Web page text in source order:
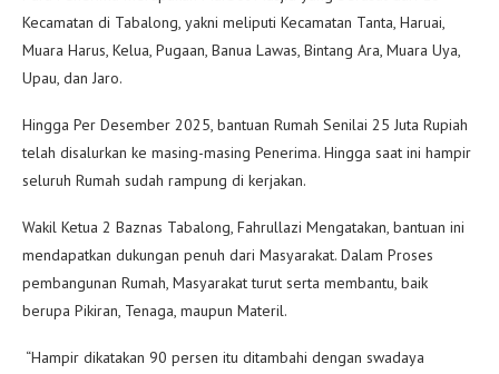
Kecamatan di Tabalong, yakni meliputi Kecamatan Tanta, Haruai,
Muara Harus, Kelua, Pugaan, Banua Lawas, Bintang Ara, Muara Uya,
Upau, dan Jaro.
Hingga Per Desember 2025, bantuan Rumah Senilai 25 Juta Rupiah
telah disalurkan ke masing-masing Penerima. Hingga saat ini hampir
seluruh Rumah sudah rampung di kerjakan.
Wakil Ketua 2 Baznas Tabalong, Fahrullazi Mengatakan, bantuan ini
mendapatkan dukungan penuh dari Masyarakat. Dalam Proses
pembangunan Rumah, Masyarakat turut serta membantu, baik
berupa Pikiran, Tenaga, maupun Materil.
“Hampir dikatakan 90 persen itu ditambahi dengan swadaya